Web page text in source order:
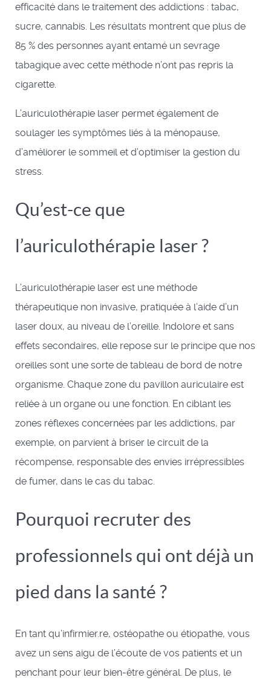
efficacité dans le traitement des addictions : tabac,
sucre, cannabis. Les résultats montrent que plus de
85 % des personnes ayant entamé un sevrage
tabagique avec cette méthode n’ont pas repris la
cigarette.
L’auriculothérapie laser permet également de
soulager les symptômes liés à la ménopause,
d’améliorer le sommeil et d’optimiser la gestion du
stress.
Qu’est-ce que
l’auriculothérapie laser ?
L’auriculothérapie laser est une méthode
thérapeutique non invasive, pratiquée à l’aide d’un
laser doux, au niveau de l’oreille. Indolore et sans
effets secondaires, elle repose sur le principe que nos
oreilles sont une sorte de tableau de bord de notre
organisme. Chaque zone du pavillon auriculaire est
reliée à un organe ou une fonction. En ciblant les
zones réflexes concernées par les addictions, par
exemple, on parvient à briser le circuit de la
récompense, responsable des envies irrépressibles
de fumer, dans le cas du tabac.
Pourquoi recruter des
professionnels qui ont déjà un
pied dans la santé ?
En tant qu’infirmier.re, ostéopathe ou étiopathe, vous
avez un sens aigu de l’écoute de vos patients et un
penchant pour leur bien-être général. De plus, le